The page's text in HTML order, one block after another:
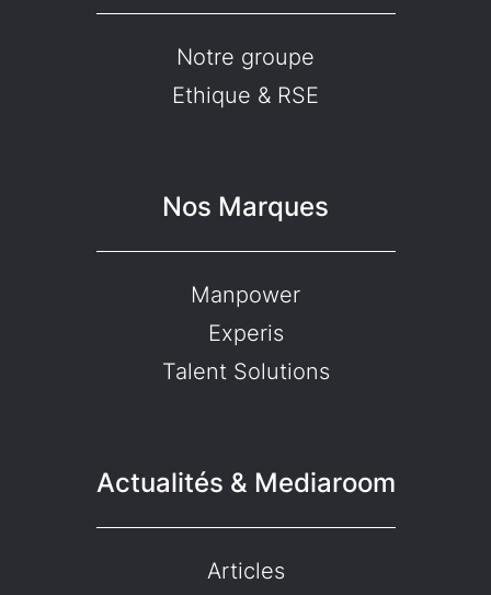
Notre groupe
Ethique & RSE
Nos Marques
Manpower
Experis
Talent Solutions
Actualités & Mediaroom
Articles